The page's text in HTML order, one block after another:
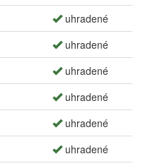
uhradené
uhradené
uhradené
uhradené
uhradené
uhradené